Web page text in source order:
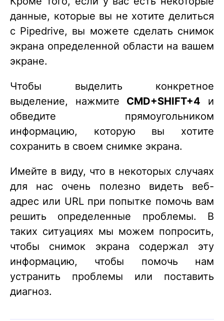
данные, которые вы не хотите делиться
с Pipedrive, вы можете сделать снимок
экрана определенной области на вашем
экране.
Чтобы выделить конкретное
выделение, нажмите CMD+SHIFT+4 и
обведите прямоугольником
информацию, которую вы хотите
сохранить в своем снимке экрана.
Имейте в виду, что в некоторых случаях
для нас очень полезно видеть веб-
адрес или URL при попытке помочь вам
решить определенные проблемы. В
таких ситуациях мы можем попросить,
чтобы снимок экрана содержал эту
информацию, чтобы помочь нам
устранить проблемы или поставить
диагноз.